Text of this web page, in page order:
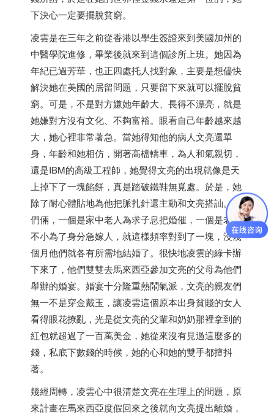
下決心一定要擺脫貧窮。
凌雲是在三年之前從香港以學生簽證來到美國加州的
中醫學院進修，畢業後就來到這個診所上班。她因為
年紀已過芳華，也正四處托人找對象，主要是想儘快
解決她在美國的居留問題，只要留下來就可以擺脫貧
窮。可是，不是對方嫌她年齡大、長得不漂亮，就是
她嫌對方沒有文化、不夠富裕。眼看自己年齡越來越
大，她心裡非常著急。當她得知他的病人文亮還單
身，年齡和她相仿，開著高檔轎車，為人和氣親切，
還是IBM的高級工程師，她覺得文亮的出現就像是天
上掉下了一塊餡餅，真是踏破鐵鞋無覓處。於是，她
除了耐心體貼地為他把脈扎針還主動和文亮搭訕。他
們倆，一個是家中老人為求子息把婚催，一個是老大
不小為了身分急嫁人，就這樣頻率對到了一塊，沒幾
個月他們就各有所需地結婚了。很快地凌雲的綠卡辦
下來了，他們雙雙去馬來西亞參加文亮的父母為他們
舉辦的婚宴。婚宴十分隆重熱鬧氣派，文亮的親友們
無一不是穿金戴玉，讓凌雲這個原本出身貧賤的女人
看得眼花撩亂，光是從文亮的父輩和奶奶那裡拿到的
紅包就超過了一百萬美金，她從來沒有見過這麼多的
錢，私底下數錢的時候，她的心和她的雙手都擅抖
著。
幾經周轉，凌雲心中很清楚文亮在生理上的問題，原
來計畫在馬來西亞度假回來之後就向文亮提出離婚，